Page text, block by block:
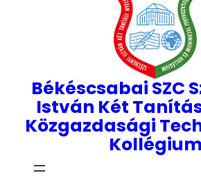
Békéscsabai SZC
István Két
Közgazdasági
Kollégium